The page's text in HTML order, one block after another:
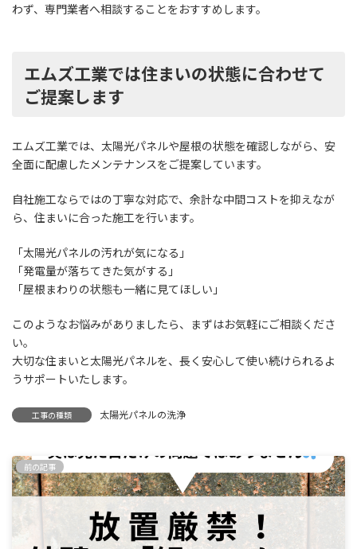
わず、専門業者へ相談することをおすすめします。
エムズ工業では住まいの状態に合わせて
ご提案します
エムズ工業では、太陽光パネルや屋根の状態を確認しながら、安
全面に配慮したメンテナンスをご提案しています。
自社施工ならではの丁寧な対応で、余計な中間コストを抑えなが
ら、住まいに合った施工を行います。
「太陽光パネルの汚れが気になる」
「発電量が落ちてきた気がする」
「屋根まわりの状態も一緒に見てほしい」
このようなお悩みがありましたら、まずはお気軽にご相談くださ
い。
大切な住まいと太陽光パネルを、長く安心して使い続けられるよ
うサポートいたします。
工事の種類 太陽光パネルの洗浄
前の記事